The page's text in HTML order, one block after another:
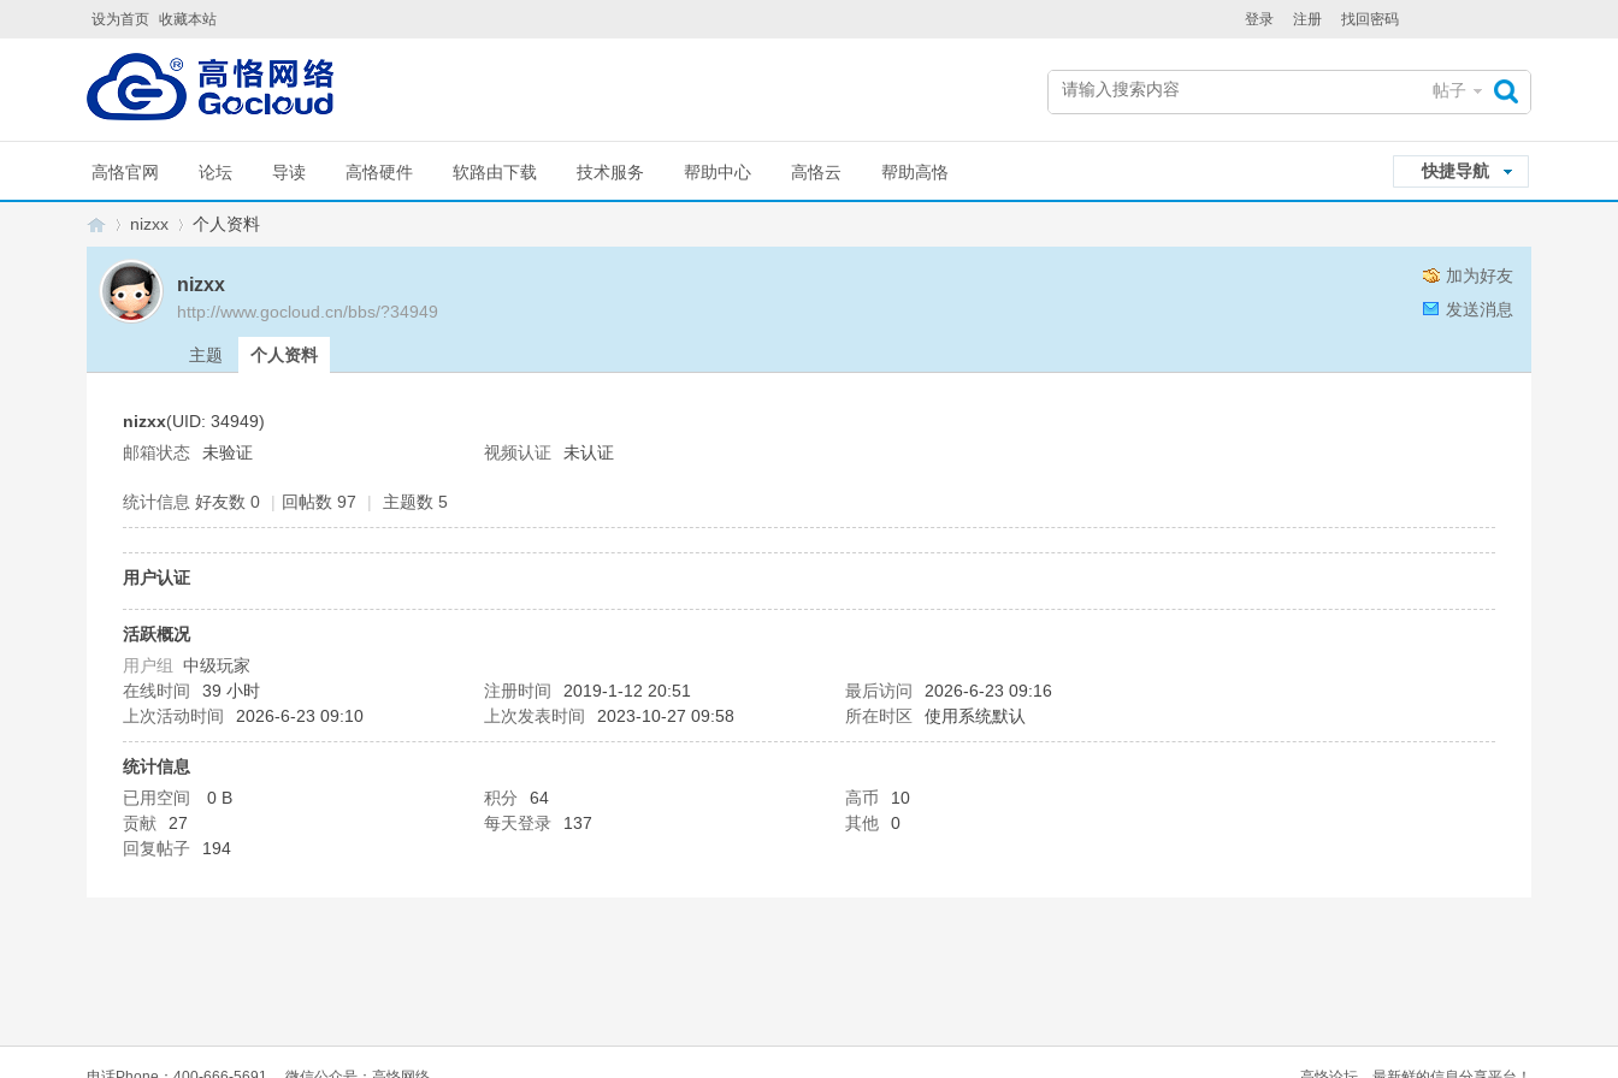
设为首页 收藏本站 登录 注册 找回密码
帖子
快捷导航
高恪官网 论坛 导读 高恪硬件 软路由下载 技术服务 帮助中心 高恪云 帮助高恪
L
nizxx 个人资料
加为好友
发送消息
nizxx
http://www.gocloud.cn/bbs/?34949
主题 个人资料
nizxx(UID: 34949)
邮箱状态
未验证 视频认证 未认证
统计信息 好友数 0 | 回帖数 97 | 主题数 5
用户认证
活跃概况
用户组 中级玩家
在线时间
39 小时 注册时间 2019-1-12 20:51 最后访问
2026-6-23 09:16
上次活动时间
2026-6-23 09:10 上次发表时间 2023-10-27 09:58 所在时区 使用系统默认
统计信息
已用空间
0 B 积分 64 高币
10
贡献
27 每天登录 137 其他
0
回复帖子
194